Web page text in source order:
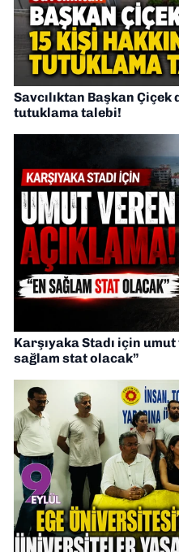
Savcılıktan Başkan
tutuklama talebi!
Karşıyaka Stadı için
sağlam stat olacak”